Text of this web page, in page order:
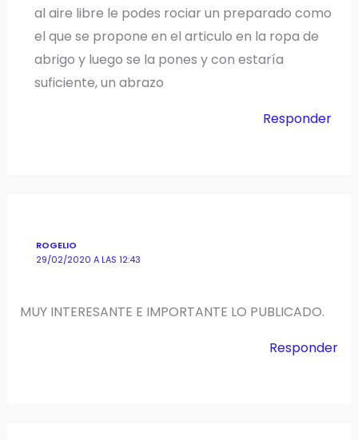
al aire libre le podes rociar un preparado como
el que se propone en el articulo en la ropa de
abrigo y luego se la pones y con estaría
suficiente, un abrazo
Responder
ROGELIO
29/02/2020 A LAS 12:43
MUY INTERESANTE E IMPORTANTE LO PUBLICADO.
Responder